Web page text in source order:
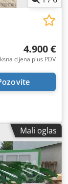
4.900 €
cijena plus PDV
Mali oglas